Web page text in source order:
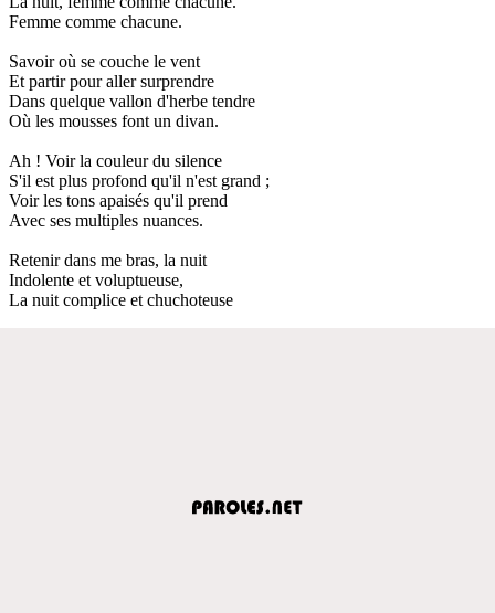
Femme comme chacune.
Savoir où se couche le vent
Et partir pour aller surprendre
Dans quelque vallon d'herbe tendre
Où les mousses font un divan.
Ah ! Voir la couleur du silence
S'il est plus profond qu'il n'est grand ;
Voir les tons apaisés qu'il prend
Avec ses multiples nuances.
Retenir dans me bras, la nuit
Indolente et voluptueuse,
La nuit complice et chuchoteuse